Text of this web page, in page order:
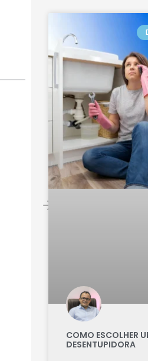
COMO ESCOLHER
DESENTUPIDORA